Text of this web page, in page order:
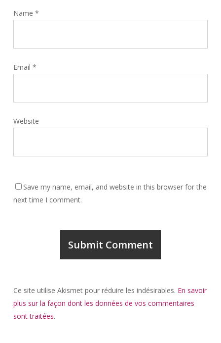
Name *
Email *
Website
Save my name, email, and website in this browser for the
next time I comment.
Ce site utilise Akismet pour réduire les indésirables. En savoir
plus sur la façon dont les données de vos commentaires
sont traitées.